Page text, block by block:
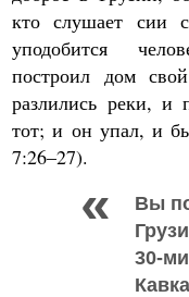
кто слушает сии
уподобится
построил дом
разлились реки, и
тот; и он упал, и
7:26–27).
Вы
30-